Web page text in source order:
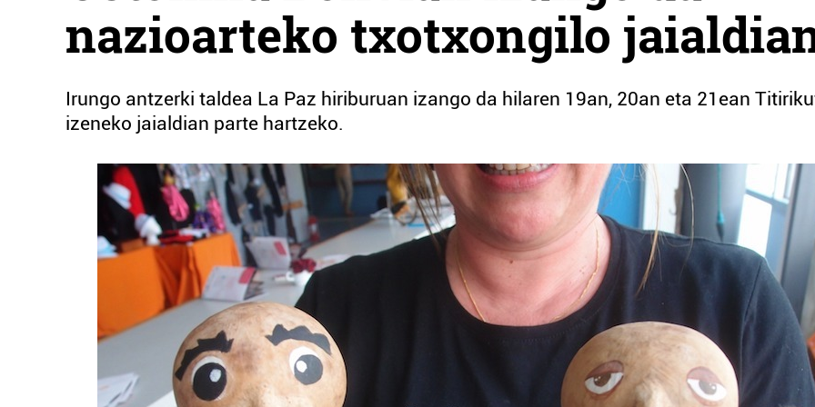
nazioarteko txotxongilo
Irungo antzerki taldea La Paz hiriburuan izango da hilaren 19an, 20an eta 21ean
izeneko jaialdian parte hartzeko.